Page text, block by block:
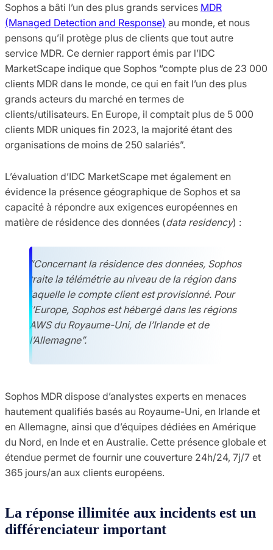
Sophos a bâti l’un des plus grands services MDR
(Managed Detection and Response) au monde, et nous
pensons qu’il protège plus de clients que tout autre
service MDR. Ce dernier rapport émis par l’IDC
MarketScape indique que Sophos “compte plus de 23 000
clients MDR dans le monde, ce qui en fait l’un des plus
grands acteurs du marché en termes de
clients/utilisateurs. En Europe, il comptait plus de 5 000
clients MDR uniques fin 2023, la majorité étant des
organisations de moins de 250 salariés”.
L’évaluation d’IDC MarketScape met également en
évidence la présence géographique de Sophos et sa
capacité à répondre aux exigences européennes en
matière de résidence des données (data residency) :
“Concernant la résidence des données, Sophos
traite la télémétrie au niveau de la région dans
laquelle le compte client est provisionné. Pour
l’Europe, Sophos est hébergé dans les régions
AWS du Royaume-Uni, de l’Irlande et de
l’Allemagne”.
Sophos MDR dispose d’analystes experts en menaces
hautement qualifiés basés au Royaume-Uni, en Irlande et
en Allemagne, ainsi que d’équipes dédiées en Amérique
du Nord, en Inde et en Australie. Cette présence globale et
étendue permet de fournir une couverture 24h/24, 7j/7 et
365 jours/an aux clients européens.
La réponse illimitée aux incidents est un
différenciateur important